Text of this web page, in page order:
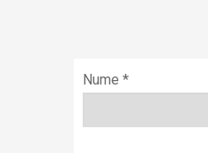
Nume *